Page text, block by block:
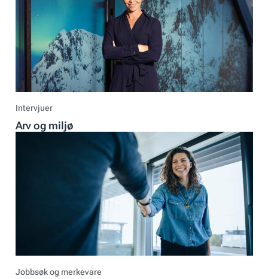
Intervjuer
Arv og miljø
Jobbsøk og merkevare